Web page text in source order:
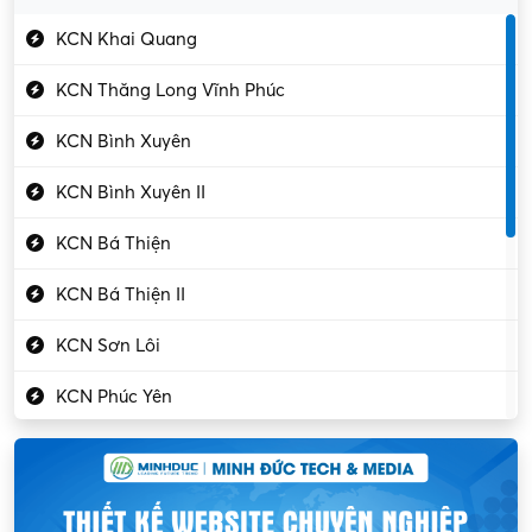
Kỹ sư điện
Kỹ thuật cao
Kỹ thuật mạng – IT
Làm bán thời gian
Lao động phổ thông
Lập trình – Phát triển
Luật – Công chứng
Marketing – PR
Mỹ phẩm – Trang sức
KCN Khai Quang
KCN Thăng Long Vĩnh Phúc
KCN Bình Xuyên
KCN Bình Xuyên II
KCN Bá Thiện
KCN Bá Thiện II
KCN Sơn Lôi
KCN Phúc Yên
KCN Chấn Hưng